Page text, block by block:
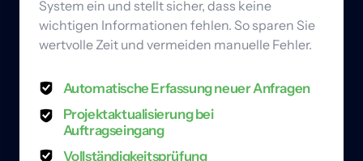
System ein und stellt sicher, dass keine
wichtigen Informationen fehlen. So sparen Sie
wertvolle Zeit und vermeiden manuelle Fehler.
Automatische Erfassung neuer Anfragen
Projektaktualisierung bei
Auftragseingang
Vollständigkeitsprüfung